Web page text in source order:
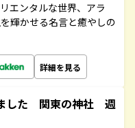
エンタルな世界、アラ
輝かせる名言と癒やしの
詳細を見る
した 関東の神社 週